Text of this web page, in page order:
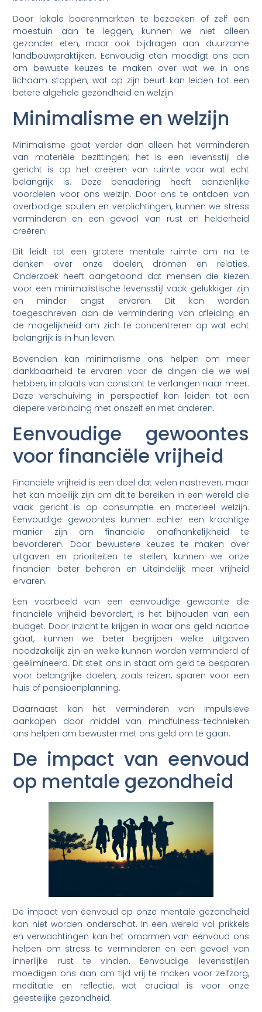
Door lokale boerenmarkten te bezoeken of zelf een
moestuin aan te leggen, kunnen we niet alleen
gezonder eten, maar ook bijdragen aan duurzame
landbouwpraktijken. Eenvoudig eten moedigt ons aan
om bewuste keuzes te maken over wat we in ons
lichaam stoppen, wat op zijn beurt kan leiden tot een
betere algehele gezondheid en welzijn.
Minimalisme en welzijn
Minimalisme gaat verder dan alleen het verminderen
van materiële bezittingen; het is een levensstijl die
gericht is op het creëren van ruimte voor wat echt
belangrijk is. Deze benadering heeft aanzienlijke
voordelen voor ons welzijn. Door ons te ontdoen van
overbodige spullen en verplichtingen, kunnen we stress
verminderen en een gevoel van rust en helderheid
creëren.
Dit leidt tot een grotere mentale ruimte om na te
denken over onze doelen, dromen en relaties.
Onderzoek heeft aangetoond dat mensen die kiezen
voor een minimalistische levensstijl vaak gelukkiger zijn
en minder angst ervaren. Dit kan worden
toegeschreven aan de vermindering van afleiding en
de mogelijkheid om zich te concentreren op wat echt
belangrijk is in hun leven.
Bovendien kan minimalisme ons helpen om meer
dankbaarheid te ervaren voor de dingen die we wel
hebben, in plaats van constant te verlangen naar meer.
Deze verschuiving in perspectief kan leiden tot een
diepere verbinding met onszelf en met anderen.
Eenvoudige gewoontes
voor financiële vrijheid
Financiële vrijheid is een doel dat velen nastreven, maar
het kan moeilijk zijn om dit te bereiken in een wereld die
vaak gericht is op consumptie en materieel welzijn.
Eenvoudige gewoontes kunnen echter een krachtige
manier zijn om financiële onafhankelijkheid te
bevorderen. Door bewustere keuzes te maken over
uitgaven en prioriteiten te stellen, kunnen we onze
financiën beter beheren en uiteindelijk meer vrijheid
ervaren.
Een voorbeeld van een eenvoudige gewoonte die
financiële vrijheid bevordert, is het bijhouden van een
budget. Door inzicht te krijgen in waar ons geld naartoe
gaat, kunnen we beter begrijpen welke uitgaven
noodzakelijk zijn en welke kunnen worden verminderd of
geëlimineerd. Dit stelt ons in staat om geld te besparen
voor belangrijke doelen, zoals reizen, sparen voor een
huis of pensioenplanning.
Daarnaast kan het verminderen van impulsieve
aankopen door middel van mindfulness-technieken
ons helpen om bewuster met ons geld om te gaan.
De impact van eenvoud
op mentale gezondheid
De impact van eenvoud op onze mentale gezondheid
kan niet worden onderschat. In een wereld vol prikkels
en verwachtingen kan het omarmen van eenvoud ons
helpen om stress te verminderen en een gevoel van
innerlijke rust te vinden. Eenvoudige levensstijlen
moedigen ons aan om tijd vrij te maken voor zelfzorg,
meditatie en reflectie, wat cruciaal is voor onze
geestelijke gezondheid.